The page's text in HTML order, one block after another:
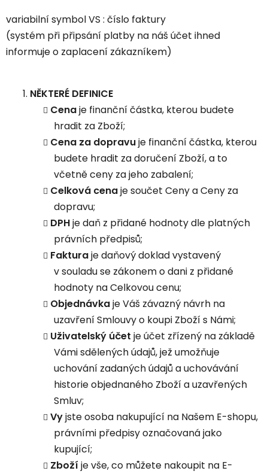
variabilní symbol VS : číslo faktury
(systém při připsání platby na náš účet ihned
informuje o zaplacení zákazníkem)
NĚKTERÉ DEFINICE
Cenaje finanční částka, kterou budete
hradit za Zboží;
Cena za dopravuje finanční částka, kterou
budete hradit za doručení Zboží, a to
včetně ceny za jeho zabalení;
Celková cenaje součet Ceny a Ceny za
dopravu;
DPHje daň z přidané hodnoty dle platných
právních předpisů;
Fakturaje daňový doklad vystavený
v souladu se zákonem o dani z přidané
hodnoty na Celkovou cenu;
Objednávkaje Váš závazný návrh na
uzavření Smlouvy o koupi Zboží s Námi;
Uživatelský účet je účet zřízený na základě
Vámi sdělených údajů, jež umožňuje
uchování zadaných údajů a uchovávání
historie objednaného Zboží a uzavřených
Smluv;
Vyjste osoba nakupující na Našem E-shopu,
právními předpisy označovaná jako
kupující;
Zboží je vše, co můžete nakoupit na E-